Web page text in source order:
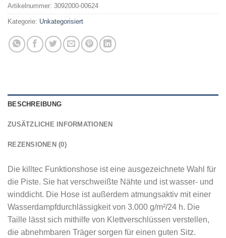
Artikelnummer: 3092000-00624
Kategorie: Unkategorisiert
BESCHREIBUNG
ZUSÄTZLICHE INFORMATIONEN
REZENSIONEN (0)
Die killtec Funktionshose ist eine ausgezeichnete Wahl für
die Piste. Sie hat verschweißte Nähte und ist wasser- und
winddicht. Die Hose ist außerdem atmungsaktiv mit einer
Wasserdampfdurchlässigkeit von 3.000 g/m²/24 h. Die
Taille lässt sich mithilfe von Klettverschlüssen verstellen,
die abnehmbaren Träger sorgen für einen guten Sitz.